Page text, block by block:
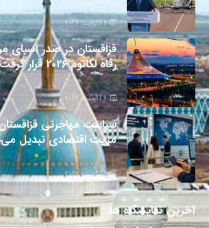
6 آگوست 2026
قزاقستان در صدر آسیای
رفاه لگاتوم ۲۰۲۶ قرار گرفت
6 آگوست 2026
سیاست مهاجرتی
مزیت اقتصادی تبدیل
6 آگوست 2026
آخرین نمایشگاه ها